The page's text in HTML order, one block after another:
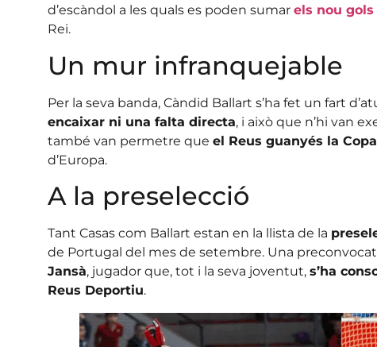
d’escàndol a les quals es poden sumar els nou gols
Rei.
Un mur infranquejable
Per la seva banda, Càndid Ballart s’ha fet un fart
encaixar ni una falta directa, i això que n’hi van
també van permetre que el Reus guanyés la Copa
d’Europa.
A la preselecció
Tant Casas com Ballart estan en la llista de la
de Portugal del mes de setembre. Una
Jansà, jugador que, tot i la seva joventut, s’ha
Reus Deportiu.